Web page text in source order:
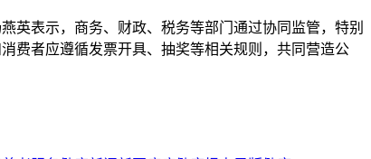
英表示，商务、财政、税务等部门通过协同监管，特别
费者应遵循发票开具、抽奖等相关规则，共同营造公